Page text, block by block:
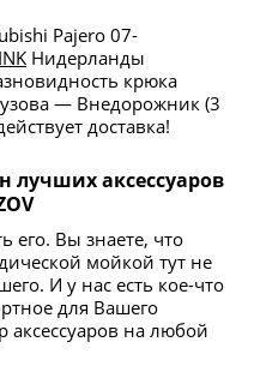
Pajero 07-
Нидерланды
крюка
— Внедорожник (3
доставка!
лучших аксессуаров
его. Вы знаете, что
мойкой тут не
И у нас есть кое-что
для Вашего
на любой